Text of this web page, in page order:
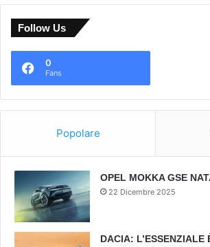
Follow Us
0
Fans
Popolare
OPEL MOKKA GSE
22 Dicembre 2025
DACIA: L’ESSENZIALE